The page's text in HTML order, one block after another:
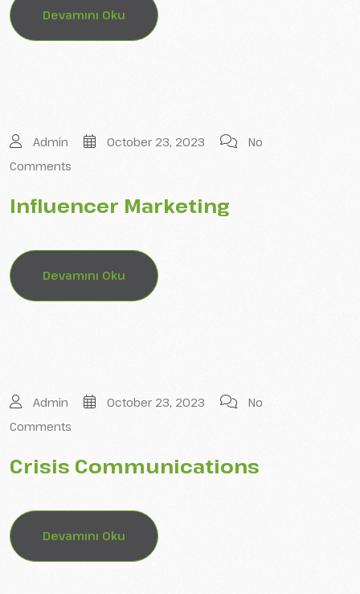
Devamını Oku
Admin October 23, 2023
No
Comments
Influencer Marketing
Devamını Oku
Admin October 23, 2023
No
Comments
Crisis Communications
Devamını Oku